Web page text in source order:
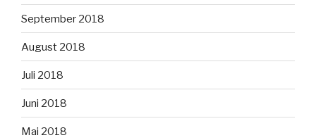
September 2018
August 2018
Juli 2018
Juni 2018
Mai 2018